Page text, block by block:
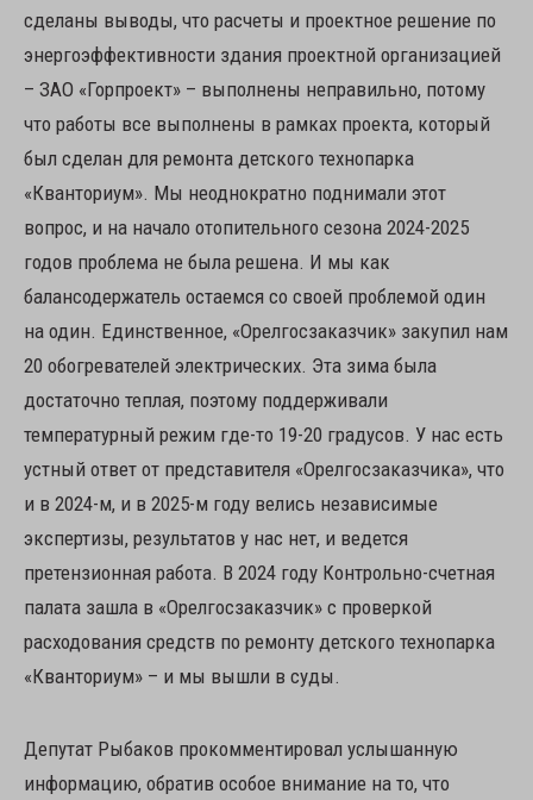
сделаны выводы, что расчеты и проектное решение по
энергоэффективности здания проектной организацией
– ЗАО «Горпроект» – выполнены неправильно, потому
что работы все выполнены в рамках проекта, который
был сделан для ремонта детского технопарка
«Кванториум». Мы неоднократно поднимали этот
вопрос, и на начало отопительного сезона 2024-2025
годов проблема не была решена. И мы как
балансодержатель остаемся со своей проблемой один
на один. Единственное, «Орелгосзаказчик» закупил нам
20 обогревателей электрических. Эта зима была
достаточно теплая, поэтому поддерживали
температурный режим где-то 19-20 градусов. У нас есть
устный ответ от представителя «Орелгосзаказчика», что
и в 2024-м, и в 2025-м году велись независимые
экспертизы, результатов у нас нет, и ведется
претензионная работа. В 2024 году Контрольно-счетная
палата зашла в «Орелгосзаказчик» с проверкой
расходования средств по ремонту детского технопарка
«Кванториум» – и мы вышли в суды.
Депутат Рыбаков прокомментировал услышанную
информацию, обратив особое внимание на то, что